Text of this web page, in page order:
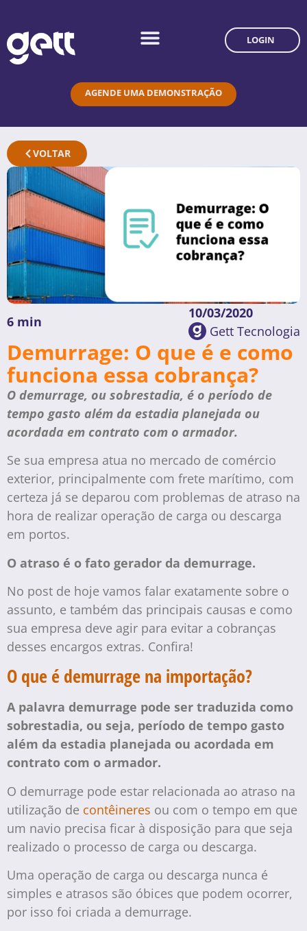
LOGIN
AGENDE UMA DEMONSTRAÇÃO
VOLTAR
6 min
10/03/2020
Gett Tecnologia
Demurrage: O que é e como
funciona essa cobrança?
O demurrage, ou sobrestadia, é o período de
tempo gasto além da estadia planejada ou
acordada em contrato com o armador.
Se sua empresa atua no mercado de comércio
exterior, principalmente com frete marítimo, com
certeza já se deparou com problemas de atraso na
hora de realizar operação de carga ou descarga
em portos.
O atraso é o fato gerador da demurrage.
No post de hoje vamos falar exatamente sobre o
assunto, e também das principais causas e como
sua empresa deve agir para evitar a cobranças
desses encargos extras. Confira!
O que é demurrage na importação?
A palavra demurrage pode ser traduzida como
sobrestadia, ou seja, período de tempo gasto
além da estadia planejada ou acordada em
contrato com o armador.
O demurrage pode estar relacionada ao atraso na
utilização de contêineres ou com o tempo em que
um navio precisa ficar à disposição para que seja
realizado o processo de carga ou descarga.
Uma operação de carga ou descarga nunca é
simples e atrasos são óbices que podem ocorrer,
por isso foi criada a demurrage.